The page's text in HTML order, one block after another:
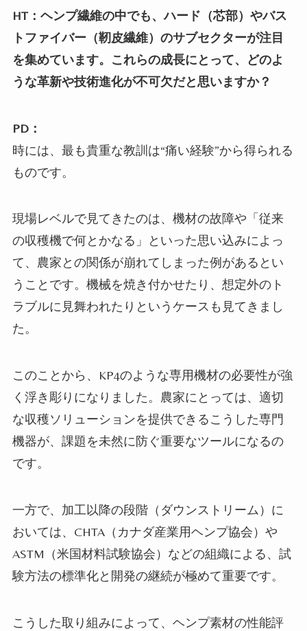
HT：ヘンプ繊維の中でも、ハード（芯部）やバス
トファイバー（靭皮繊維）のサブセクターが注目
を集めています。これらの成長にとって、どのよ
うな革新や技術進化が不可欠だと思いますか？
PD：
時には、最も貴重な教訓は“痛い経験”から得られる
ものです。
現場レベルで見てきたのは、機材の故障や「従来
の収穫機で何とかなる」といった思い込みによっ
て、農家との関係が崩れてしまった例があるとい
うことです。機械を焼き付かせたり、想定外のト
ラブルに見舞われたりというケースも見てきまし
た。
このことから、KP4のような専用機材の必要性が強
く浮き彫りになりました。農家にとっては、適切
な収穫ソリューションを提供できるこうした専門
機器が、課題を未然に防ぐ重要なツールになるの
です。
一方で、加工以降の段階（ダウンストリーム）に
おいては、CHTA（カナダ産業用ヘンプ協会）や
ASTM（米国材料試験協会）などの組織による、試
験方法の標準化と開発の継続が極めて重要です。
こうした取り組みによって、ヘンプ素材の性能評